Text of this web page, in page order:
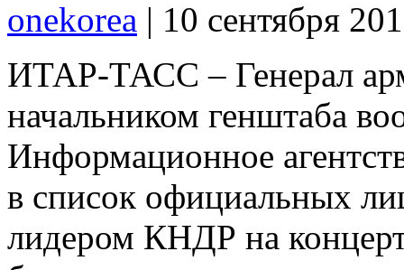
onekorea | 10 сентября
ИТАР-ТАСС – Генерал
начальником генштаба
Информационное
в список официальных
лидером КНДР на